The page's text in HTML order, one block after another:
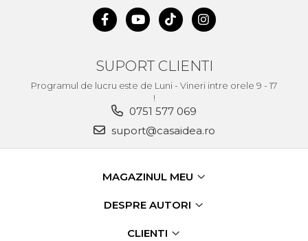
Perie de Sarma
Capsator Manual
Bormasina
Scari
Pistol Spuma Poliuretanica
SUPORT CLIENTI
Programul de lucru este de Luni - Vineri intre orele 9 - 17
!
0751 577 069
suport@casaidea.ro
MAGAZINUL MEU
DESPRE AUTORI
CLIENTI